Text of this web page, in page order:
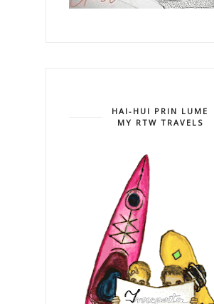
HAI-HUI PRIN LUME
MY RTW TRAVELS